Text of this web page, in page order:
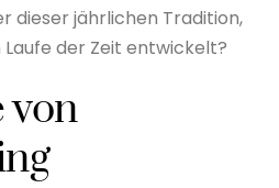
dieser jährlichen Tradition,
der Zeit entwickelt?
von